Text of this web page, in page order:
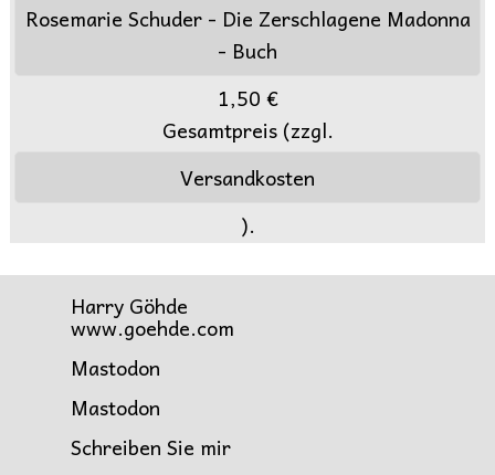
Rosemarie Schuder - Die Zerschlagene Madonna
- Buch
1,50 €
Gesamtpreis (zzgl.
Versandkosten
).
Harry Göhde
www.goehde.com
Mastodon
Mastodon
Schreiben Sie mir